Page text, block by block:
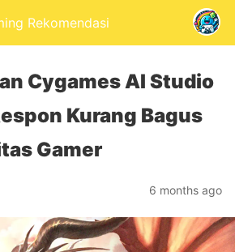
Rekomendasi
Cygames AI Studio
Kurang Bagus
Gamer
6 months ago